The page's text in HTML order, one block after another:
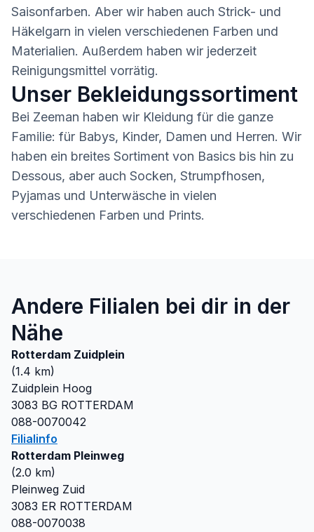
Saisonfarben. Aber wir haben auch Strick- und
Häkelgarn in vielen verschiedenen Farben und
Materialien. Außerdem haben wir jederzeit
Reinigungsmittel vorrätig.
Unser Bekleidungssortiment
Bei Zeeman haben wir Kleidung für die ganze
Familie: für Babys, Kinder, Damen und Herren. Wir
haben ein breites Sortiment von Basics bis hin zu
Dessous, aber auch Socken, Strumpfhosen,
Pyjamas und Unterwäsche in vielen
verschiedenen Farben und Prints.
Andere Filialen bei dir in der
Nähe
Rotterdam Zuidplein
(1.4 km)
Zuidplein Hoog
3083 BG ROTTERDAM
088-0070042
Filialinfo
Rotterdam Pleinweg
(2.0 km)
Pleinweg Zuid
3083 ER ROTTERDAM
088-0070038